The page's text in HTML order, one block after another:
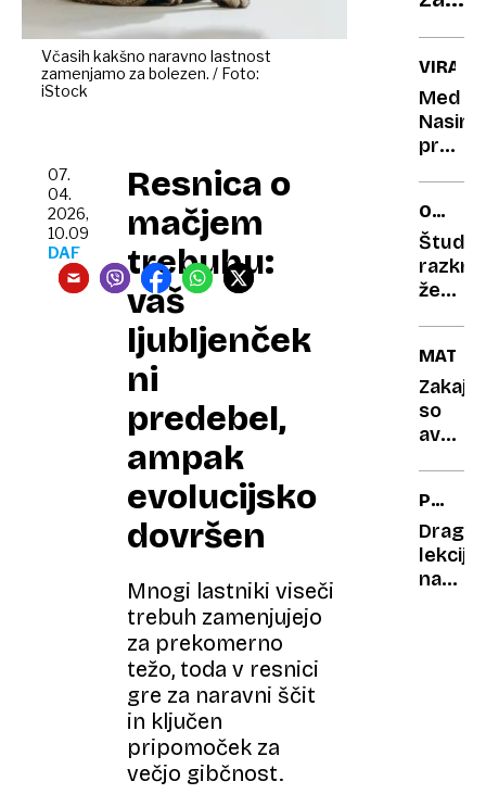
Včasih kakšno naravno lastnost
zamenjamo za bolezen. / Foto:
iStock
Resnica o
mačjem
trebuhu:
vaš
ljubljenček
ni
predebel,
ampak
evolucijsko
dovršen
Mnogi lastniki viseči
trebuh zamenjujejo
za prekomerno
težo, toda v resnici
gre za naravni ščit
in ključen
pripomoček za
večjo gibčnost.
07.
04.
2026,
10.09
DAF
na
mizi
tudi
Med
je
mimo
ODHOD
V
Študija
že
navada
lahko
Zakaj
so
pri
Draga
lekcija
na